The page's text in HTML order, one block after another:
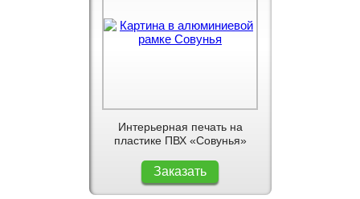
Интерьерная печать на
пластике ПВХ «Совунья»
Заказать